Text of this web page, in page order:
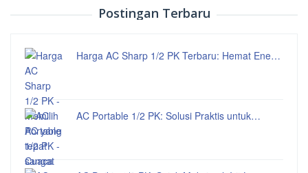
Postingan Terbaru
Harga AC Sharp 1/2 PK Terbaru: Hemat Ene…
AC Portable 1/2 PK: Solusi Praktis untuk…